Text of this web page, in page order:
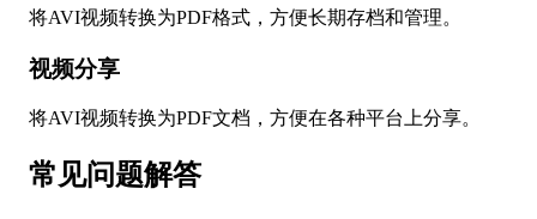
将AVI视频转换为PDF格式，方便长期存档和管理。
视频分享
将AVI视频转换为PDF文档，方便在各种平台上分享。
常见问题解答